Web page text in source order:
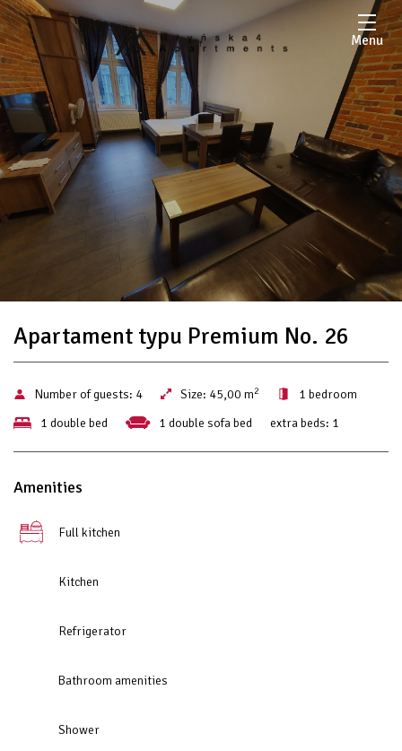
Menu
Apartament typu Premium No. 26
Number of guests: 4 Size: 45,00 m2
1 bedroom
1 double bed
1 double sofa bed extra beds: 1
Amenities
Full kitchen
Kitchen
Refrigerator
Bathroom amenities
Shower